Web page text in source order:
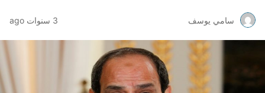
سامي يوسف 3 سنوات ago